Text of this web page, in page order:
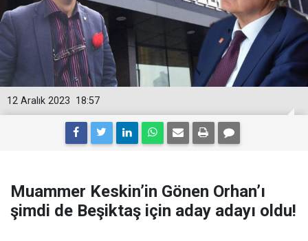
18:57
12 Aralık 2023
Muammer Keskin’in Gönen Orhan’ı
şimdi de Beşiktaş için aday adayı oldu!